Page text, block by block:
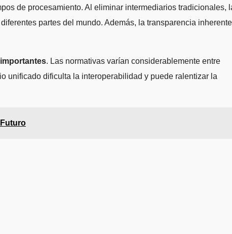
de procesamiento. Al eliminar intermediarios tradicionales,
partes del mundo. Además, la transparencia
. Las normativas varían considerablemente entre
unificado dificulta la interoperabilidad y puede ralentizar la